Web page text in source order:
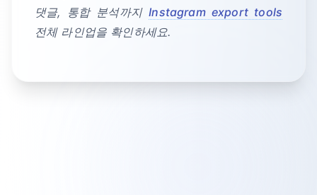
댓글, 통합 분석까지Instagram export tools
전체 라인업을 확인하세요.